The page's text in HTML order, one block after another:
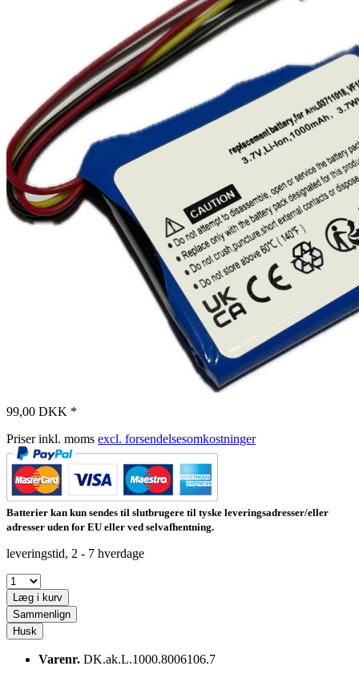
99,00 DKK *
Priser inkl. moms excl. forsendelsesomkostninger
Batterier kan kun sendes til slutbrugere til tyske leveringsadresser/eller
adresser uden for EU eller ved selvafhentning.
leveringstid, 2 - 7 hverdage
Læg i kurv
Sammenlign
Husk
Varenr. DK.ak.L.1000.8006106.7